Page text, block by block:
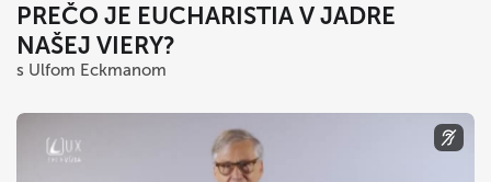
PREČO JE EUCHARISTIA V JADRE
NAŠEJ VIERY?
s Ulfom Eckmanom